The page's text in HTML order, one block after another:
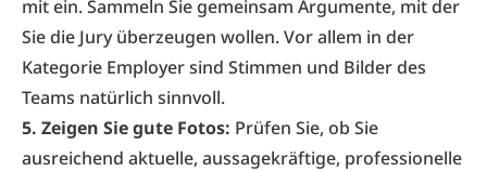
mit ein. Sammeln Sie gemeinsam Argumente, mit der
Sie die Jury überzeugen wollen. Vor allem in der
Kategorie Employer sind Stimmen und Bilder des
Teams natürlich sinnvoll.
5. Zeigen Sie gute Fotos: Prüfen Sie, ob Sie
ausreichend aktuelle, aussagekräftige, professionelle